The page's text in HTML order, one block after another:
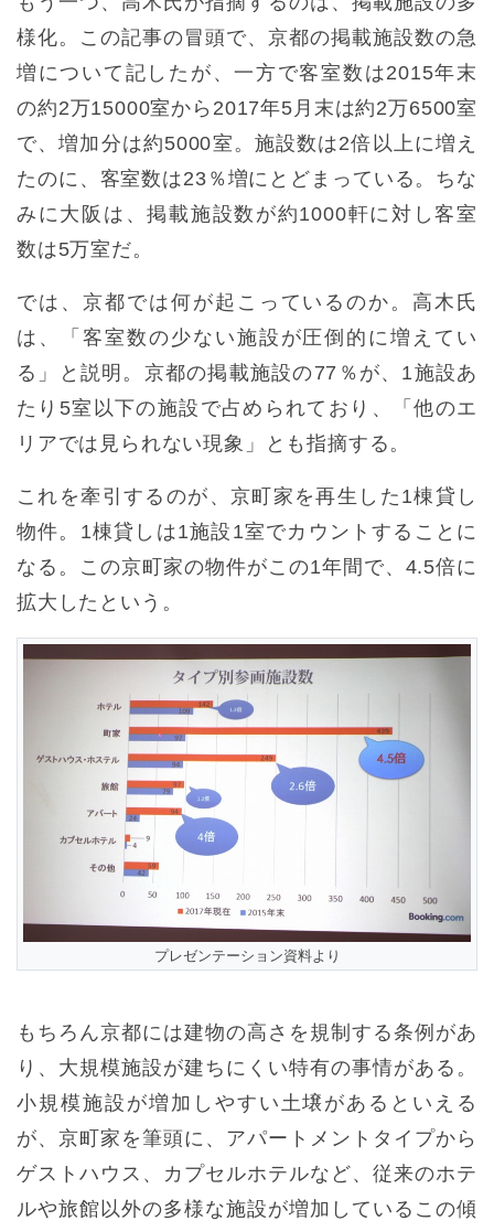
様化。この記事の冒頭で、京都の掲載施設数の急
増について記したが、一方で客室数は2015年末
の約2万15000室から2017年5月末は約2万6500室
で、増加分は約5000室。施設数は2倍以上に増え
たのに、客室数は23％増にとどまっている。ちな
みに大阪は、掲載施設数が約1000軒に対し客室
数は5万室だ。
では、京都では何が起こっているのか。高木氏
は、「客室数の少ない施設が圧倒的に増えてい
る」と説明。京都の掲載施設の77％が、1施設あ
たり5室以下の施設で占められており、「他のエ
リアでは見られない現象」とも指摘する。
これを牽引するのが、京町家を再生した1棟貸し
物件。1棟貸しは1施設1室でカウントすることに
なる。この京町家の物件がこの1年間で、4.5倍に
拡大したという。
プレゼンテーション資料より
もちろん京都には建物の高さを規制する条例があ
り、大規模施設が建ちにくい特有の事情がある。
小規模施設が増加しやすい土壌があるといえる
が、京町家を筆頭に、アパートメントタイプから
ゲストハウス、カプセルホテルなど、従来のホテ
ルや旅館以外の多様な施設が増加しているこの傾